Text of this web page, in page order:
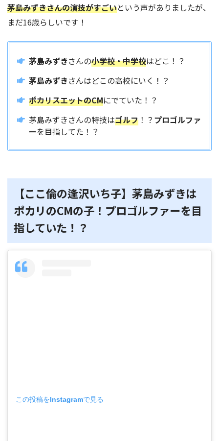
茅島みずきさんの演技がすごいという声がありましたが、
まだ16歳らしいです！
茅島みずきさんの小学校・中学校はどこ！？
茅島みずきさんはどこの高校にいく！？
ポカリスエットのCMにでていた！？
茅島みずきさんの特技はゴルフ ！？ プロゴルファ
ーを目指してた！？
【ここ倫の逢沢いち子】茅島みずきは
ポカリのCMの子！プロゴルファーを目
指していた！？
この投稿をInstagramで見る